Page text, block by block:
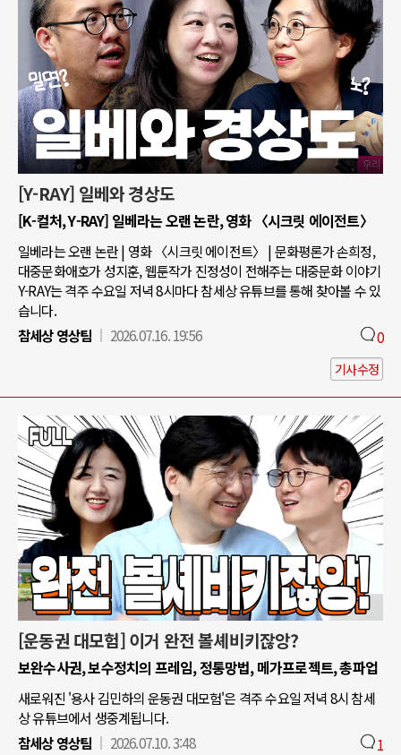
[Y-RAY] 일베와 경상도
[K-컬처, Y-RAY] 일베라는 오랜 논란, 영화 〈시크릿 에이전트〉
일베라는 오랜 논란 | 영화 〈시크릿 에이전트〉 | 문화평론가 손희정,
대중문화애호가 성지훈, 웹툰작가 진정성이 전해주는 대중문화 이야기
Y-RAY는 격주 수요일 저녁 8시마다 참세상 유튜브를 통해 찾아볼 수 있
습니다.
참세상 영상팀
2026.07.16. 19:56 0
기사수정
[운동권 대모험] 이거 완전 볼셰비키잖앙?
보완수사권, 보수정치의 프레임, 정통망법, 메가프로젝트, 총파업
새로워진 '용사 김민하의 운동권 대모험'은 격주 수요일 저녁 8시 참세
상 유튜브에서 생중계됩니다.
참세상 영상팀
2026.07.10. 3:48 1